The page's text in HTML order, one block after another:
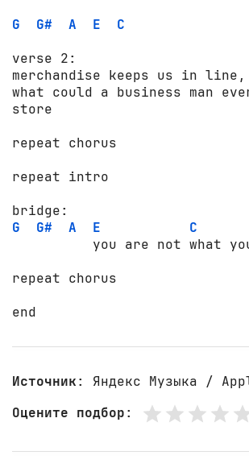
G
G# A E
C
verse 2:
merchandise keeps us in
what could a business man
store
repeat chorus
repeat intro
G
G# A E
C
you are not what
repeat chorus
end
Источник: Яндекс Музыка /
Оцените подбор: